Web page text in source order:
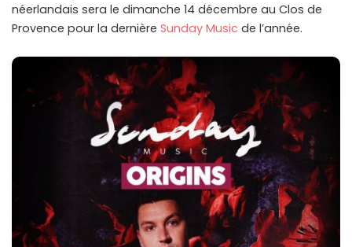
néerlandais sera le dimanche 14 décembre au Clos de
Provence pour la dernière Sunday Music de l’année.